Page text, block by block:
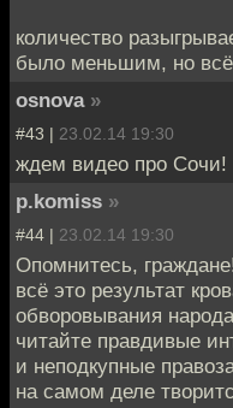
количество
было меньшим, но всё
osnova »
#43 | 23.02.14 19:30
ждем видео про Сочи!
p.komiss »
#44 | 23.02.14 19:30
Опомнитесь,
всё это результат
обворовывания
читайте правдивые
и неподкупные
на самом деле